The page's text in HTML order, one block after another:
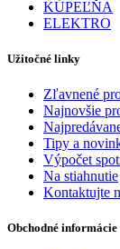
KÚPEĽŇA
ELEKTRO
Užitočné linky
Zľavnené
Najnovšie
Tipy a
Výpočet
Na stiahnutie
Kontaktujte
Obchodné informácie